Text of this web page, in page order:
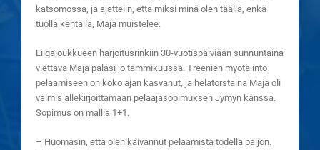
katsomossa, ja ajattelin, että miksi minä olen täällä, enkä
tuolla kentällä, Maja muistelee.
Liigajoukkueen harjoitusrinkiin 30-vuotispäiviään sunnuntaina
viettävä Maja palasi jo tammikuussa. Treenien myötä into
pelaamiseen on koko ajan kasvanut, ja helatorstaina Maja oli
valmis allekirjoittamaan pelaajasopimuksen Jymyn kanssa.
Sopimus on mallia 1+1.
– Huomasin, että olen kaivannut pelaamista todella paljon.